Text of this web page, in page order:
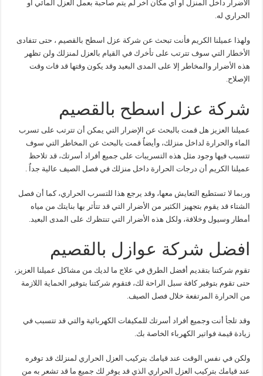
الأضرار داخل المنزل أو أي مكان أخر لم يتم صاحبة بعمل العزل المائي أو
الحراري له.
ولهذا عميلنا الكريم فأنت تبحث عن شركة عزل اسطح بالقصيم ، حتى تتفادى
الأخطار التي سوف تترتب على تأخرك في القيام بالعزل لمنزلك ولن تظهر
هذه الأضرار والمخاطر إلا على المدى البعيد وقد يكون وقتها قد فات وقت
الإصلاح.
شركة عزل اسطح بالقصيم
عميلنا العزيز هل قمت بالبحث عن الإضرار التي يمكن أن تترتب على تسرب
الماء والحرارة لداخل منزلك، وأيضاٌ قمت بالبحث عن المخاطر التي سوف
تتسبب فيها وجود مثل هذه التسريبات على جميع أفراد أسرتك، قد تلاحظ
عميلنا الكريم أن درجات الحرارة داخل منزلك في فصل الصيف عالية جداٌ .
وربما لا تستطيع التعايش معها، وقد يرجع هذا للتسرب الحراري، كما أن فصل
الشتاء قد يقوم بتجهيز الكثير من الأضرار التي قد تتأثر بها بنايتك من مياه
أمطار وسيول وخلافة، ولكل هذه الأضرار التي تنتظرك على المدى البعيد.
افضل شركة عوازل بالقصيم
تقوم شركتنا بتقديم أفضل الطرق في علاج ما لديك من مشاكل عميلنا العزيز،
حتى تقوم بتوفير كافة سبل الراحة لك، فتقوم شركتنا بتوفير الحماية اللازمة
من الحرارة المرتفعة خلال فصل الصيف.
وقد تلجأ أنت وجميع أفراد أسرتك للمكيفات الكهربائية والتي قد تتسبب في
زيادة قيمة فواتير الكهرباء الخاصة بك.
ولكن في نفس الوقت عند قيامك بتركيب العزل الحراري لمنزلك قد توفره
عند قيامك بتركيب العزل الحراري الذي قد يوفر لك جميع ما قد تشعر به من